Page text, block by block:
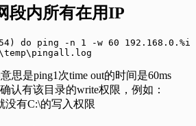
段内所有在用IP
do ping -n 1 -w 60 192.168.0.%i
思是ping1次time out的时间是60ms
认有该目录的write权限，例如：
没有C:\的写入权限